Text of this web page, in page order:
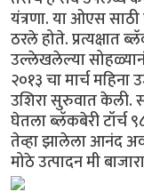
यंत्रणा. या ओएस
ठरले होते. प्रत्यक्षात
उल्लेखलेल्या
२०१३ चा मार्च महिना
उशिरा सुरुवात केली.
घेतला ब्लॅकबेरी टॉर्च
तेव्हा झालेला आनंद
मोठे उत्पादन मी